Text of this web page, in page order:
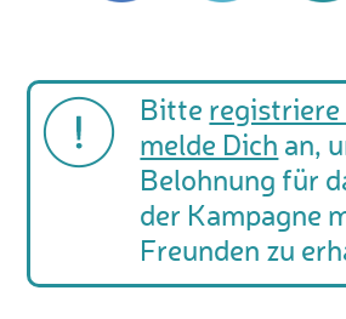
Bitte registriere
melde Dich an,
Belohnung für
der Kampagne
Freunden zu